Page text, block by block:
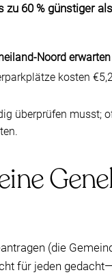
zu 60 % günstiger
Noord
kosten
überprüfen musst;
(die
für jeden